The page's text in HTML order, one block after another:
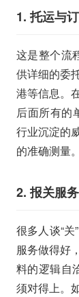
1. 托运与
这是整个流
供详细的委
港等信息。
后面所有的
行业沉淀的
的准确测量。
2. 报关服
很多人谈“
服务做得好
料的逻辑自
须对得上。